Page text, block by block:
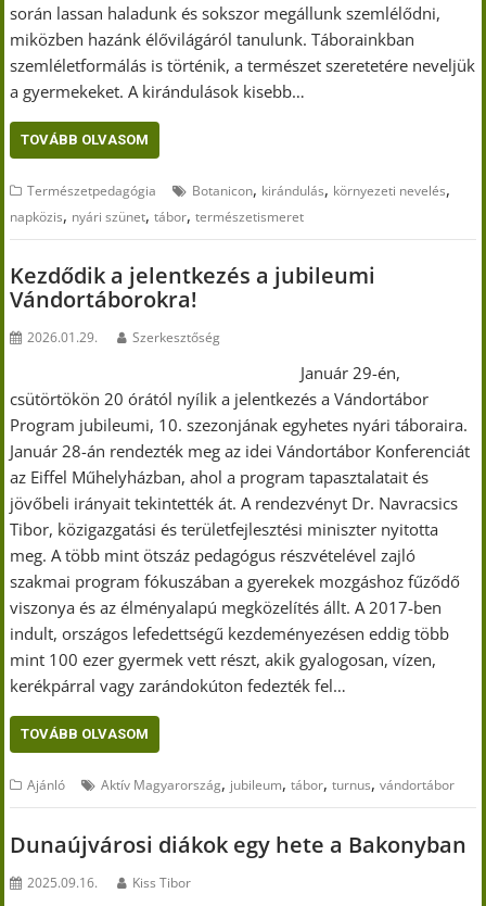
során lassan haladunk és sokszor megállunk szemlélődni,
miközben hazánk élővilágáról tanulunk. Táborainkban
szemléletformálás is történik, a természet szeretetére neveljük
a gyermekeket. A kirándulások kisebb…
TOVÁBB OLVASOM
Természetpedagógia Botanicon, kirándulás, környezeti nevelés,
napközis, nyári szünet,tábor,természetismeret
Kezdődik a jelentkezés a jubileumi
Vándortáborokra!
2026.01.29. Szerkesztőség
Január 29-én,
csütörtökön 20 órától nyílik a jelentkezés a Vándortábor
Program jubileumi, 10. szezonjának egyhetes nyári táboraira.
Január 28-án rendezték meg az idei Vándortábor Konferenciát
az Eiffel Műhelyházban, ahol a program tapasztalatait és
jövőbeli irányait tekintették át. A rendezvényt Dr. Navracsics
Tibor, közigazgatási és területfejlesztési miniszter nyitotta
meg. A több mint ötszáz pedagógus részvételével zajló
szakmai program fókuszában a gyerekek mozgáshoz fűződő
viszonya és az élményalapú megközelítés állt. A 2017-ben
indult, országos lefedettségű kezdeményezésen eddig több
mint 100 ezer gyermek vett részt, akik gyalogosan, vízen,
kerékpárral vagy zarándokúton fedezték fel…
TOVÁBB OLVASOM
Ajánló Aktív Magyarország, jubileum,tábor,turnus,vándortábor
Dunaújvárosi diákok egy hete a Bakonyban
2025.09.16. Kiss Tibor